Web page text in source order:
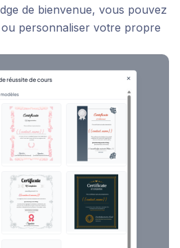
de bienvenue, vous pouvez
personnaliser votre propre